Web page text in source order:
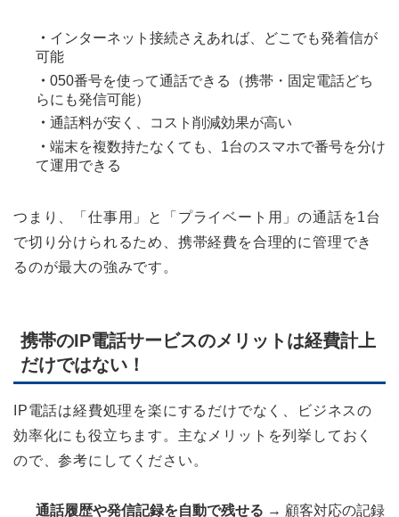
・ インターネット接続さえあれば、どこでも発着信が
可能
・ 050番号を使って通話できる（携帯・固定電話どち
らにも発信可能）
・ 通話料が安く、コスト削減効果が高い
・ 端末を複数持たなくても、1台のスマホで番号を分け
て運用できる
つまり、「仕事用」と「プライベート用」の通話を1台
で切り分けられるため、携帯経費を合理的に管理でき
るのが最大の強みです。
携帯のIP電話サービスのメリットは経費計上
だけではない！
IP電話は経費処理を楽にするだけでなく、ビジネスの
効率化にも役立ちます。主なメリットを列挙しておく
ので、参考にしてください。
通話履歴や発信記録を自動で残せる → 顧客対応の記録